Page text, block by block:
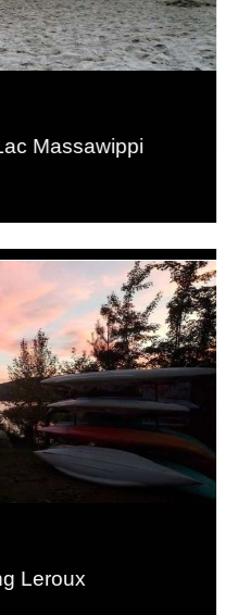
Massawippi
Leroux